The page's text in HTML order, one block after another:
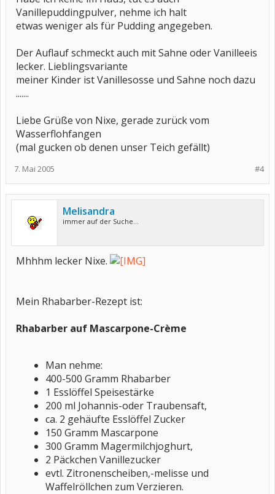
Vanillepuddingpulver, nehme ich halt
etwas weniger als für Pudding angegeben.
Der Auflauf schmeckt auch mit Sahne oder Vanilleeis
lecker. Lieblingsvariante
meiner Kinder ist Vanillesosse und Sahne noch dazu
.......
Liebe Grüße von Nixe, gerade zurück vom
Wasserflohfangen
(mal gucken ob denen unser Teich gefällt)
#4
7. Mai 2005
Melisandra
immer auf der Suche...
Mhhhm lecker Nixe.
Mein Rhabarber-Rezept ist:
Rhabarber auf Mascarpone-Crème
Man nehme:
400-500 Gramm Rhabarber
1 Esslöffel Speisestärke
200 ml Johannis-oder Traubensaft,
ca. 2 gehäufte Esslöffel Zucker
150 Gramm Mascarpone
300 Gramm Magermilchjoghurt,
2 Päckchen Vanillezucker
evtl. Zitronenscheiben,-melisse und
Waffelröllchen zum Verzieren.